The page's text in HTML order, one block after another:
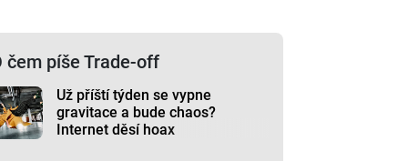
čem píše Trade-off
Už příští týden se vypne
gravitace a bude chaos?
Internet děsí hoax